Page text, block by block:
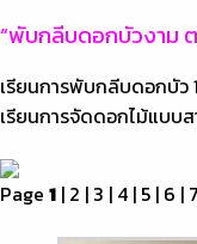
“พับกลีบดอกบัวงาม
เรียนการพับกลีบดอกบัว
เรียนการจัดดอกไม้แบบ
Page 1 | 2 | 3 | 4 | 5 | 6 | 7